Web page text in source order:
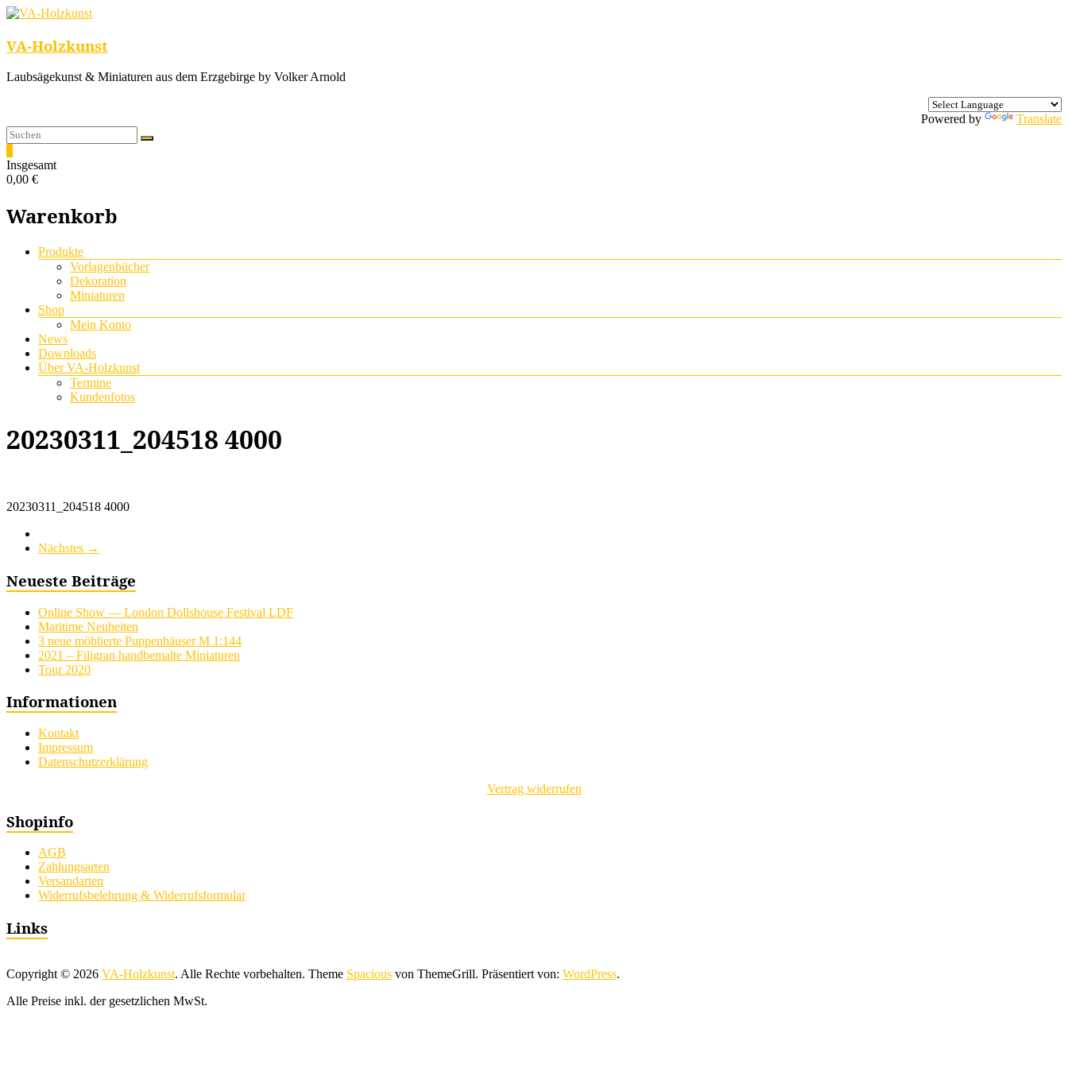
VA-Holzkunst
Laubsägekunst & Miniaturen aus dem Erzgebirge by Volker Arnold
Powered by Translate
Insgesamt
0,00 €
Warenkorb
Menü
Produkte
Vorlagenbücher
Dekoration
Miniaturen
Shop
Mein Konto
News
Downloads
Über VA-Holzkunst
Termine
Kundenfotos
20230311_204518 4000
20230311_204518 4000
Nächstes →
Neueste Beiträge
Online Show — London Dollshouse Festival LDF
Maritime Neuheiten
3 neue möblierte Puppenhäuser M 1:144
2021 – Filigran handbemalte Miniaturen
Tour 2020
Informationen
Kontakt
Impressum
Datenschutzerklärung
Vertrag widerrufen
Shopinfo
AGB
Zahlungsarten
Versandarten
Widerrufsbelehrung & Widerrufsformular
Links
Copyright © 2026 VA-Holzkunst. Alle Rechte vorbehalten. Theme Spacious von ThemeGrill. Präsentiert von: WordPress.
Alle Preise inkl. der gesetzlichen MwSt.